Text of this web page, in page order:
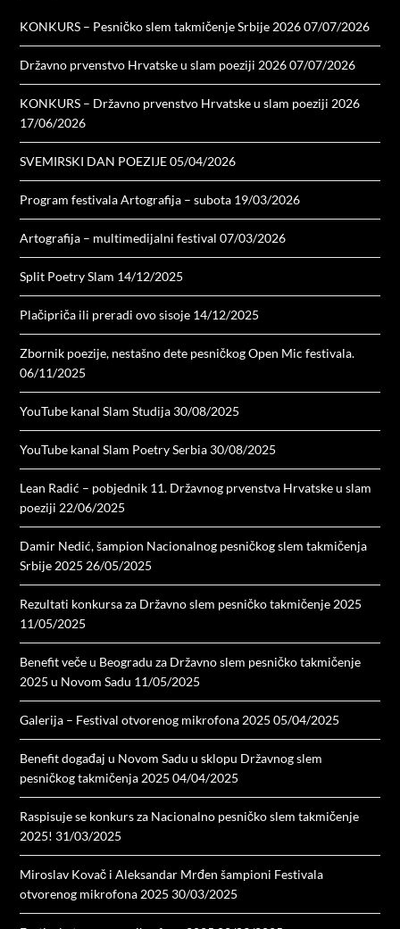
KONKURS – Pesničko slem takmičenje Srbije 2026 07/07/2026
Državno prvenstvo Hrvatske u slam poeziji 2026 07/07/2026
KONKURS – Državno prvenstvo Hrvatske u slam poeziji 2026
17/06/2026
SVEMIRSKI DAN POEZIJE 05/04/2026
Program festivala Artografija – subota 19/03/2026
Artografija – multimedijalni festival 07/03/2026
Split Poetry Slam 14/12/2025
Plačipriča ili preradi ovo sisoje 14/12/2025
Zbornik poezije, nestašno dete pesničkog Open Mic festivala.
06/11/2025
YouTube kanal Slam Studija 30/08/2025
YouTube kanal Slam Poetry Serbia 30/08/2025
Lean Radić – pobjednik 11. Državnog prvenstva Hrvatske u slam
poeziji 22/06/2025
Damir Nedić, šampion Nacionalnog pesničkog slem takmičenja
Srbije 2025 26/05/2025
Rezultati konkursa za Državno slem pesničko takmičenje 2025
11/05/2025
Benefit veče u Beogradu za Državno slem pesničko takmičenje
2025 u Novom Sadu 11/05/2025
Galerija – Festival otvorenog mikrofona 2025 05/04/2025
Benefit događaj u Novom Sadu u sklopu Državnog slem
pesničkog takmičenja 2025 04/04/2025
Raspisuje se konkurs za Nacionalno pesničko slem takmičenje
2025! 31/03/2025
Miroslav Kovač i Aleksandar Mrđen šampioni Festivala
otvorenog mikrofona 2025 30/03/2025